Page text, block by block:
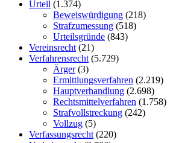
Urteil (1.374)
Beweiswürdigung (218)
Strafzumessung (518)
Urteilsgründe (843)
Vereinsrecht (21)
Verfahrensrecht (5.729)
Ärger(3)
Ermittlungsverfahren (2.219)
Hauptverhandlung (2.698)
Rechtsmittelverfahren (1.758)
Strafvollstreckung (242)
Vollzug (5)
Verfassungsrecht (220)